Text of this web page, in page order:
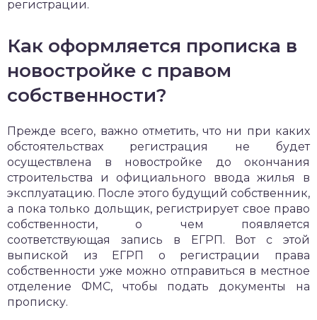
регистрации.
Как оформляется прописка в
новостройке с правом
собственности?
Прежде всего, важно отметить, что ни при каких
обстоятельствах регистрация не будет
осуществлена в новостройке до окончания
строительства и официального ввода жилья в
эксплуатацию. После этого будущий собственник,
а пока только дольщик, регистрирует свое право
собственности, о чем появляется
соответствующая запись в ЕГРП. Вот с этой
выпиской из ЕГРП о регистрации права
собственности уже можно отправиться в местное
отделение ФМС, чтобы подать документы на
прописку.